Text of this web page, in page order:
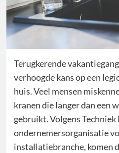
Terugkerende
verhoogde kans op een
huis. Veel mensen
kranen die langer dan een
gebruikt. Volgens Techniek
ondernemersorganisatie
installatiebranche, komen